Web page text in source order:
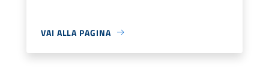
VAI ALLA PAGINA